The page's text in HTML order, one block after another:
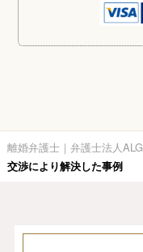
離婚弁護士｜弁護士法人ALG
交渉により解決した事例